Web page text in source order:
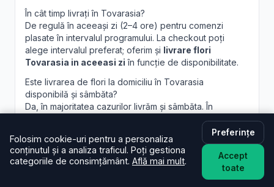
În cât timp livrați în Tovarasia?
De regulă în aceeași zi (2–4 ore) pentru comenzi
plasate în intervalul programului. La checkout poți
alege intervalul preferat; oferim și livrare flori
Tovarasia in aceeasi zi în funcție de disponibilitate.
Este livrarea de flori la domiciliu în Tovarasia
disponibilă și sâmbăta?
Da, în majoritatea cazurilor livrăm și sâmbăta. În
perioade aglomerate pot exista sloturi limitate, afișate
Pot programa livrarea pentru o oră anume în
Tovarasia?
Oferim intervale orare; pentru ore fixe încercăm să
Folosim cookie-uri pentru a personaliza
conținutul și a analiza traficul. Poți gestiona
categoriile de consimțământ. Află mai mult.
Preferințe
Accept
toate